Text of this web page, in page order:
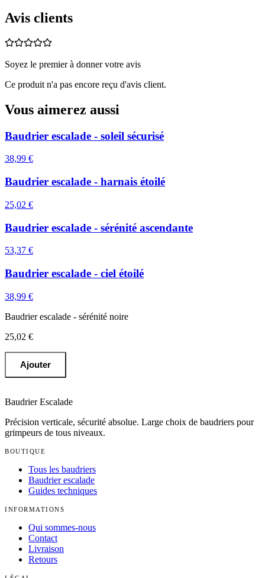
Avis clients
Soyez le premier à donner votre avis
Ce produit n'a pas encore reçu d'avis client.
Vous aimerez aussi
Baudrier escalade - soleil sécurisé
38,99 €
Baudrier escalade - harnais étoilé
25,02 €
Baudrier escalade - sérénité ascendante
53,37 €
Baudrier escalade - ciel étoilé
38,99 €
Baudrier escalade - sérénité noire
25,02 €
Ajouter
Baudrier Escalade
Précision verticale, sécurité absolue. Large choix de baudriers pour
grimpeurs de tous niveaux.
BOUTIQUE
Tous les baudriers
Baudrier escalade
Guides techniques
INFORMATIONS
Qui sommes-nous
Contact
Livraison
Retours